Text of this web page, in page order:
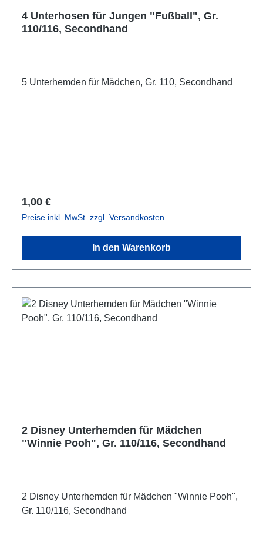
4 Unterhosen für Jungen "Fußball", Gr.
110/116, Secondhand
5 Unterhemden für Mädchen, Gr. 110, Secondhand
Regulärer Preis:
1,00 €
Preise inkl. MwSt. zzgl. Versandkosten
In den Warenkorb
2 Disney Unterhemden für Mädchen
"Winnie Pooh", Gr. 110/116, Secondhand
2 Disney Unterhemden für Mädchen "Winnie Pooh",
Gr. 110/116, Secondhand